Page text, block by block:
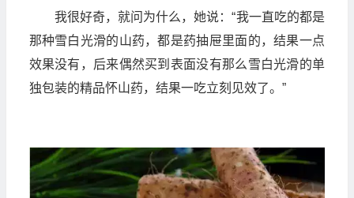
我很好奇，就问为什么，她说：“我一直吃的都是
那种雪白光滑的山药，都是药抽屉里面的，结果一点
效果没有，后来偶然买到表面没有那么雪白光滑的单
独包装的精品怀山药，结果一吃立刻见效了。”